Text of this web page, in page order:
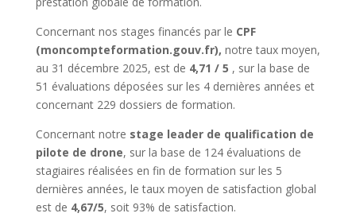
Concernant nos stages financés par le CPF
(moncompteformation.gouv.fr), notre taux moyen,
au 31 décembre 2025, est de 4,71 / 5 , sur la base de
51 évaluations déposées sur les 4 dernières années et
concernant 229 dossiers de formation.
Concernant notre stage leader de qualification de
pilote de drone, sur la base de 124 évaluations de
stagiaires réalisées en fin de formation sur les 5
dernières années, le taux moyen de satisfaction global
est de 4,67/5, soit 93% de satisfaction.